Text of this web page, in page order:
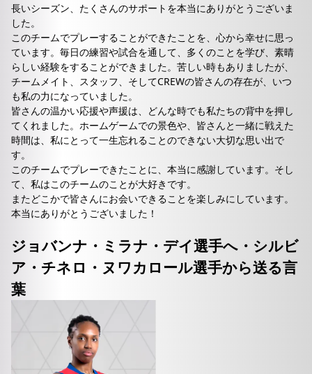
長いシーズン、たくさんのサポートを本当にありがとうございま
した。
このチームでプレーすることができたことを、心から幸せに思っ
ています。毎日の練習や試合を通して、多くのことを学び、素晴
らしい経験をすることができました。苦しい時もありましたが、
チームメイト、スタッフ、そしてCREWの皆さんの存在が、いつ
も私の力になっていました。
皆さんの温かい応援や声援は、どんな時でも私たちの背中を押し
てくれました。ホームゲームでの景色や、皆さんと一緒に戦えた
時間は、私にとって一生忘れることのできない大切な思い出で
す。
このチームでプレーできたことに、本当に感謝しています。そし
て、私はこのチームのことが大好きです。
またどこかで皆さんにお会いできることを楽しみにしています。
本当にありがとうございました！
ジョバンナ・ミラナ・デイ選手へ・シルビ
ア・チネロ・ヌワカロール選手から送る言
葉